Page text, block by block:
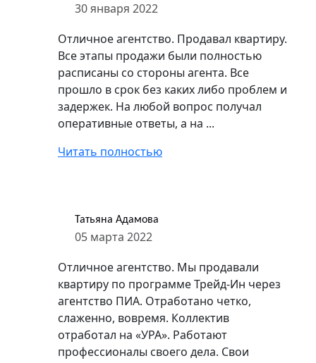
30 января 2022
Отличное агентство. Продавал квартиру.
Все этапы продажи были полностью
расписаны со стороны агента. Все
прошло в срок без каких либо проблем и
задержек. На любой вопрос получал
оперативные ответы, а на ...
Читать полностью
Татьяна Адамова
05 марта 2022
Отличное агентство. Мы продавали
квартиру по программе Трейд-Ин через
агентство ПИА. Отработано четко,
слаженно, вовремя. Коллектив
отработал на «УРА». Работают
профессионалы своего дела. Свои